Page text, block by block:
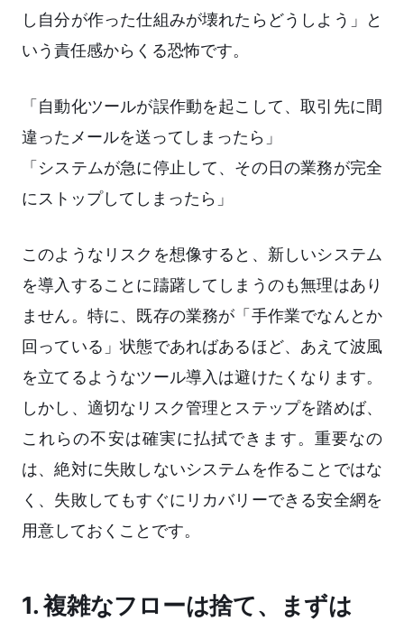
し自分が作った仕組みが壊れたらどうしよう」と
いう責任感からくる恐怖です。
「自動化ツールが誤作動を起こして、取引先に間
違ったメールを送ってしまったら」
「システムが急に停止して、その日の業務が完全
にストップしてしまったら」
このようなリスクを想像すると、新しいシステム
を導入することに躊躇してしまうのも無理はあり
ません。特に、既存の業務が「手作業でなんとか
回っている」状態であればあるほど、あえて波風
を立てるようなツール導入は避けたくなります。
しかし、適切なリスク管理とステップを踏めば、
これらの不安は確実に払拭できます。重要なの
は、絶対に失敗しないシステムを作ることではな
く、失敗してもすぐにリカバリーできる安全網を
用意しておくことです。
1. 複雑なフローは捨て、まずは